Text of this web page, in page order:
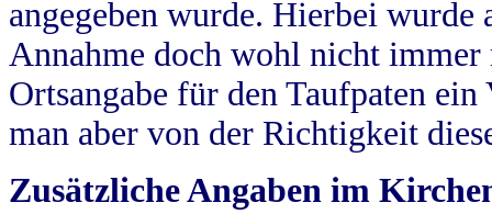
angegeben wurde. Hierbei wurde
Annahme doch wohl nicht
Ortsangabe für den Taufpaten
man aber von der Richtigkeit
Zusätzliche Angaben im